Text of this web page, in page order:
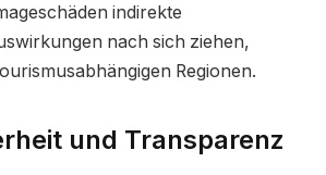
indirekte
nach sich ziehen,
Regionen.
und Transparenz